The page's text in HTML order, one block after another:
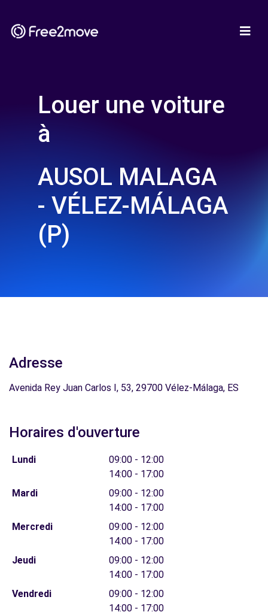
Louer une voiture
à
AUSOL MALAGA
- VÉLEZ-MÁLAGA
(P)
Adresse
Avenida Rey Juan Carlos I, 53, 29700 Vélez-Málaga, ES
Horaires d'ouverture
Lundi
09:00 - 12:00
14:00 - 17:00
Mardi
09:00 - 12:00
14:00 - 17:00
Mercredi
09:00 - 12:00
14:00 - 17:00
Jeudi
09:00 - 12:00
14:00 - 17:00
Vendredi
09:00 - 12:00
14:00 - 17:00